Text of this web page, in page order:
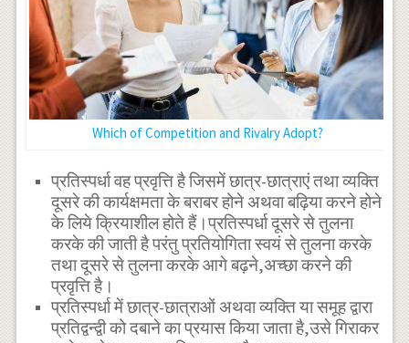
Which of Competition and Rivalry Adopt?
प्रतिस्पर्धा वह प्रवृत्ति है जिसमें छात्र-छात्राएं तथा व्यक्ति
दूसरे की कार्यक्षमता के बराबर होने अथवा बढ़िया करने होने
के लिये क्रियाशील होते हैं।प्रतिस्पर्धा दूसरे से तुलना
करके की जाती है परंतु प्रतियोगिता स्वयं से तुलना करके
तथा दूसरे से तुलना करके आगे बढ़ने,अच्छा करने की
प्रवृत्ति है।
प्रतिस्पर्धा में छात्र-छात्राओं अथवा व्यक्ति या समूह द्वारा
प्रतिद्वन्द्वी को दबाने का प्रयास किया जाता है,उसे गिराकर